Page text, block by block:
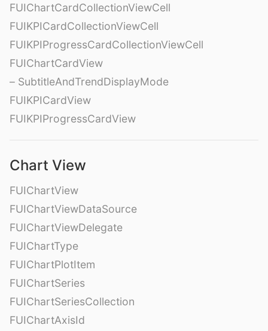
FUIChartCardCollectionViewCell
FUIKPICardCollectionViewCell
FUIKPIProgressCardCollectionViewCell
FUIChartCardView
– SubtitleAndTrendDisplayMode
FUIKPICardView
FUIKPIProgressCardView
Chart View
FUIChartView
FUIChartViewDataSource
FUIChartViewDelegate
FUIChartType
FUIChartPlotItem
FUIChartSeries
FUIChartSeriesCollection
FUIChartAxisId